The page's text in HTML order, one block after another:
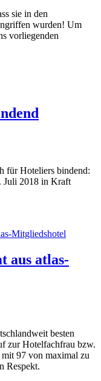
sie in den
wurden! Um
vorliegenden
für Hoteliers bindend:
Juli 2018 in Kraft
aus atlas-
besten
zur Hotelfachfrau bzw.
97 von maximal zu
Respekt.